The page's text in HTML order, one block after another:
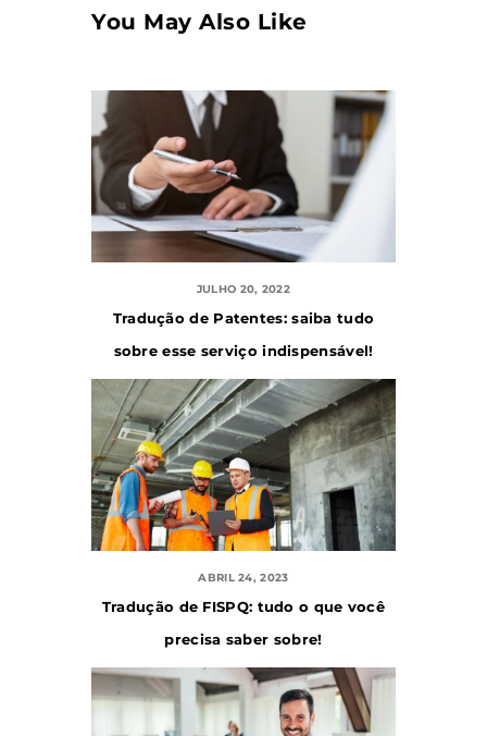
You May Also Like
JULHO 20, 2022
Tradução de Patentes: saiba tudo
sobre esse serviço indispensável!
ABRIL 24, 2023
Tradução de FISPQ: tudo o que você
precisa saber sobre!